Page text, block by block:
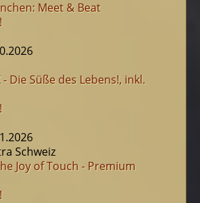
Meet & Beat
- Die Süße des Lebens!, inkl.
Schweiz
Joy of Touch - Premium